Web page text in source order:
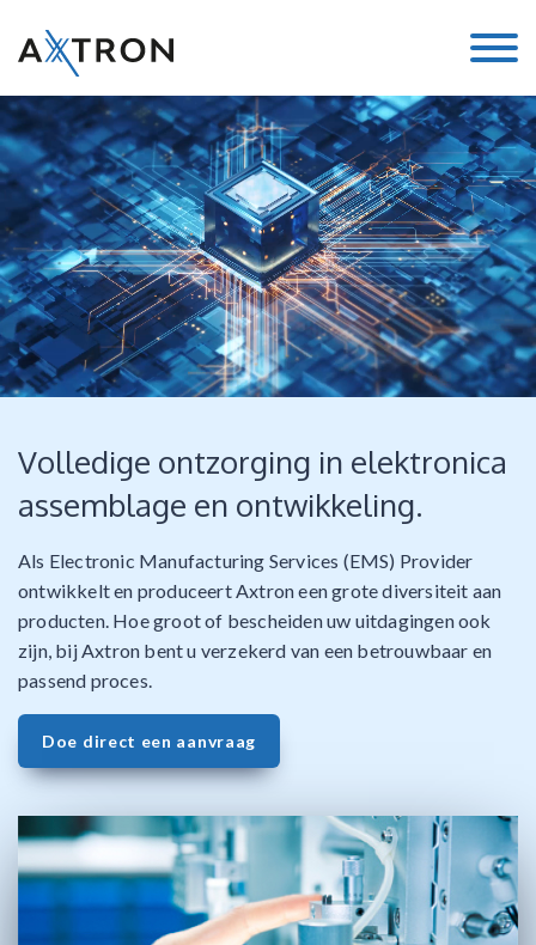
Volledige ontzorging in elektronica
assemblage en ontwikkeling.
Als Electronic Manufacturing Services (EMS) Provider
ontwikkelt en produceert Axtron een grote diversiteit aan
producten. Hoe groot of bescheiden uw uitdagingen ook
zijn, bij Axtron bent u verzekerd van een betrouwbaar en
passend proces.
Doe direct een aanvraag